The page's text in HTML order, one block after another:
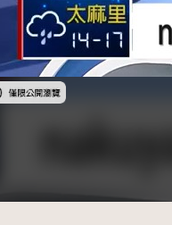
受著作權法保護-僅限於本